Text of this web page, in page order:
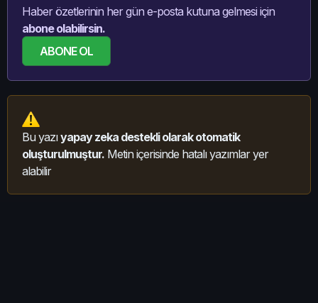
Haber özetlerinin her gün e-posta kutuna gelmesi için
abone olabilirsin.
ABONE OL
Bu yazıyapay zeka destekli olarak otomatik
oluşturulmuştur. Metin içerisinde hatalı yazımlar yer
alabilir